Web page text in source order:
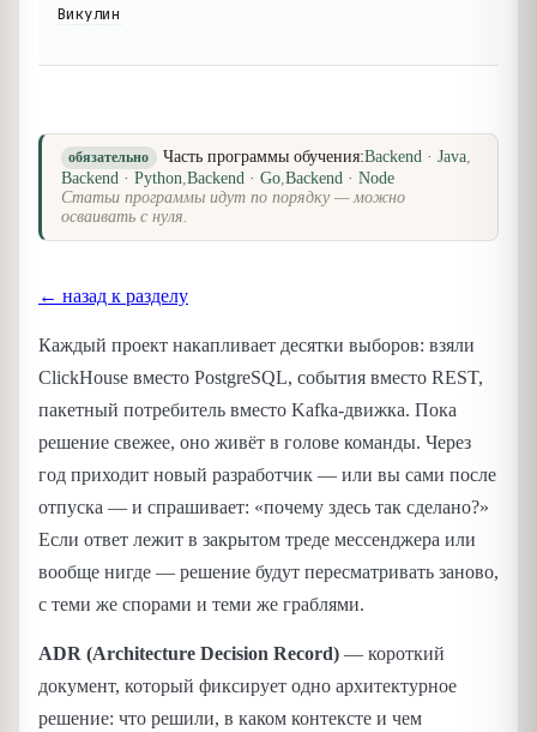
Викулин
обязательно Часть программы обучения:Backend · Java,
Backend · Python,Backend · Go,Backend · Node
Статьи программы идут по порядку — можно
осваивать с нуля.
← назад к разделу
Каждый проект накапливает десятки выборов: взяли
ClickHouse вместо PostgreSQL, события вместо REST,
пакетный потребитель вместо Kafka-движка. Пока
решение свежее, оно живёт в голове команды. Через
год приходит новый разработчик — или вы сами после
отпуска — и спрашивает: «почему здесь так сделано?»
Если ответ лежит в закрытом треде мессенджера или
вообще нигде — решение будут пересматривать заново,
с теми же спорами и теми же граблями.
ADR (Architecture Decision Record) — короткий
документ, который фиксирует одно архитектурное
решение: что решили, в каком контексте и чем